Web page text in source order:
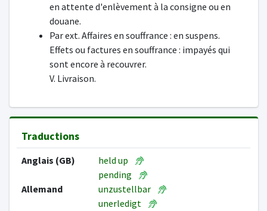
en attente d'enlèvement à la consigne ou en
douane.
Par ext. Affaires en souffrance : en suspens.
Effets ou factures en souffrance : impayés qui
sont encore à recouvrer.
V. Livraison.
Traductions
Anglais (GB)
held up
pending
Allemand
unzustellbar
unerledigt